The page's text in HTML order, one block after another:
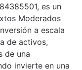
es un
Moderados
a escala
de activos,
de una
invierte en una